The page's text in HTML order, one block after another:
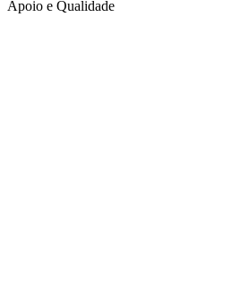
Apoio e Qualidade